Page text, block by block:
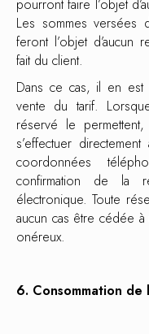
pourront faire l’objet
Les sommes versées
feront l’objet d’aucun
fait du client.
Dans ce cas, il en est
vente du tarif.
réservé le
s’effectuer
coordonnées
confirmation de la
électronique. Toute
aucun cas être cédée
onéreux.
6. Consommation